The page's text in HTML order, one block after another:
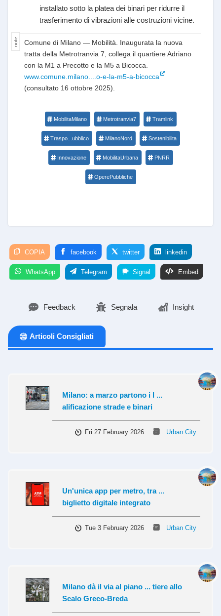
installato sotto la platea dei binari per ridurre il
trasferimento di vibrazioni alle costruzioni vicine.
Comune di Milano — Mobilità. Inaugurata la nuova
tratta della Metrotranvia 7, collega il quartiere Adriano
con la M1 a Precotto e la M5 a Bicocca.
www.comune.milano....o-e-la-m5-a-bicocca
(consultato 16 ottobre 2025).
MobilitaMilano Metrotranvia7 Tramlink
Traspo...ubblico MilanoNord Sostenibilita
Innovazione MobilitaUrbana PNRR
OperePubbliche
COPIA facebook twitter linkedin
WhatsApp Telegram Signal Embed
Feedback Segnala Insight
Articoli Consigliati
Milano: a marzo partono i l ...
alificazione strade e binari
Fri 27 February 2026 Urban City
Un'unica app per metro, tra ...
biglietto digitale integrato
Tue 3 February 2026 Urban City
Milano dà il via al piano ... tiere allo
Scalo Greco-Breda